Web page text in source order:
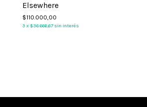
Elsewhere
$110.000,00
3 x $36.666,67 sin interés